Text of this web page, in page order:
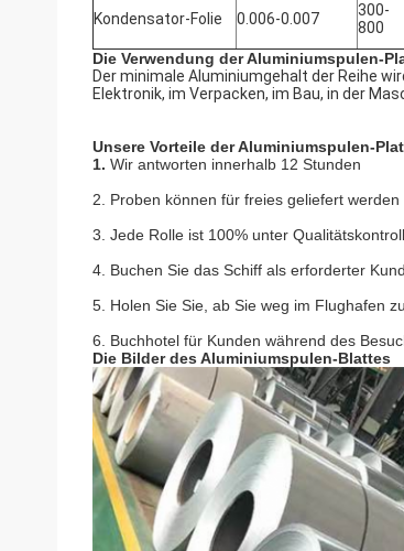
Kondensator-Folie 0.006-0.007
300-
800
Die Verwendung der Aluminiumspulen-
Der minimale Aluminiumgehalt der Reihe
Elektronik, im Verpacken, im Bau, in der
Unsere Vorteile der Aluminiumspulen-
1. Wir antworten innerhalb 12 Stunden
2. Proben können für freies geliefert werden
3. Jede Rolle ist 100% unter
4. Buchen Sie das Schiff als erforderter
5. Holen Sie Sie, ab Sie weg im Flughafen
6. Buchhotel für Kunden während des
Die Bilder des Aluminiumspulen-Blattes